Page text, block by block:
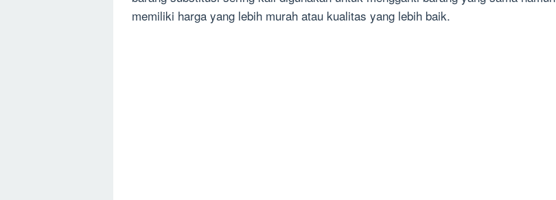
memiliki harga yang lebih murah atau kualitas yang lebih baik.